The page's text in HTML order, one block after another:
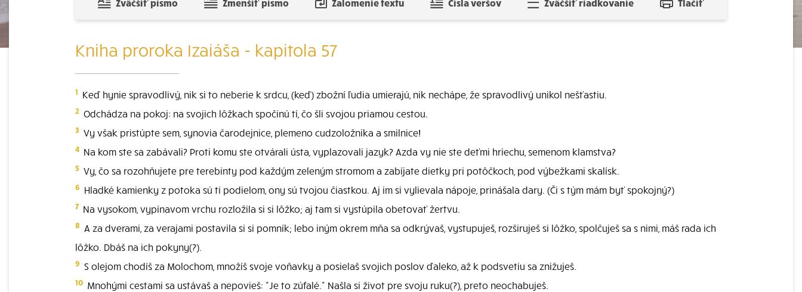
Kniha proroka Izaiáša - kapitola 57
1 Keď hynie spravodlivý, nik si to neberie k srdcu, (keď) zbožní ľudia umierajú, nik nechápe, že spravodlivý unikol nešťastiu.
2 Odchádza na pokoj: na svojich lôžkach spočinú tí, čo šli svojou priamou cestou.
3 Vy však pristúpte sem, synovia čarodejnice, plemeno cudzoložníka a smilnice!
4 Na kom ste sa zabávali? Proti komu ste otvárali ústa, vyplazovali jazyk? Azda vy nie ste deťmi hriechu, semenom klamstva?
5 Vy, čo sa rozohňujete pre terebinty pod každým zeleným stromom a zabíjate dietky pri potôčkoch, pod výbežkami skalísk.
6 Hladké kamienky z potoka sú ti podielom, ony sú tvojou čiastkou. Aj im si vylievala nápoje, prinášala dary. (Či s tým mám byť spokojný?)
7 Na vysokom, vypínavom vrchu rozložila si si lôžko; aj tam si vystúpila obetovať žertvu.
8 A za dverami, za verajami postavila si si pomník; lebo iným okrem mňa sa odkrývaš, vystupuješ, rozširuješ si lôžko, spolčuješ sa s nimi, máš rada ich
lôžko. Dbáš na ich pokyny(?).
9 S olejom chodíš za Molochom, množíš svoje voňavky a posielaš svojich poslov ďaleko, až k podsvetiu sa znižuješ.
10 Mnohými cestami sa ustávaš a nepovieš: "Je to zúfalé." Našla si život pre svoju ruku(?), preto neochabuješ.